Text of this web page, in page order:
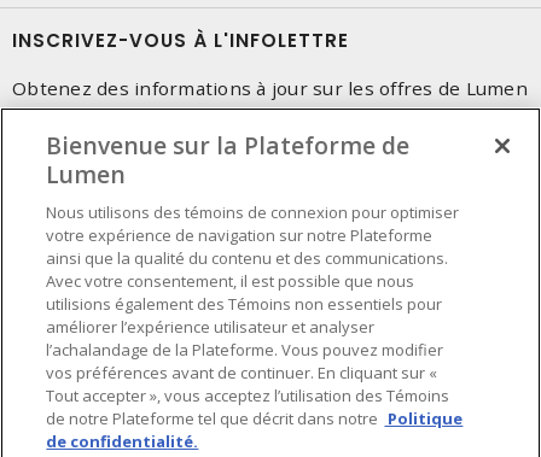
INSCRIVEZ-VOUS À L'INFOLETTRE
Obtenez des informations à jour sur les offres de Lumen
Préférences en matière de cookies
Bienvenue sur la Plateforme de
Lumen
Nous utilisons des témoins de connexion pour optimiser
votre expérience de navigation sur notre Plateforme
ainsi que la qualité du contenu et des communications.
Avec votre consentement, il est possible que nous
utilisions également des Témoins non essentiels pour
améliorer l’expérience utilisateur et analyser
l’achalandage de la Plateforme. Vous pouvez modifier
vos préférences avant de continuer. En cliquant sur «
Tout accepter », vous acceptez l’utilisation des Témoins
de notre Plateforme tel que décrit dans notre Politique
de confidentialité.